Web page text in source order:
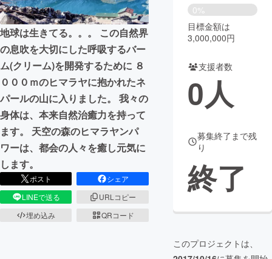
映像・映画 書籍・雑誌
ビジネス・起業 チャレンジ
まちづくり・地域活性化
CAMPFIRE for Social Good
CAMPFIRE Creation
CAMPFIREふるさと納税machi-ya コミュニティ
地球は生きてる。。。 この自然界
の息吹を大切にした呼吸するバー
ム(クリーム)を開発するために ８
０００ｍのヒマラヤに抱かれたネ
パールの山に入りました。 我々の
身体は、本来自然治癒力を持って
ます。 天空の森のヒマラヤンパ
ワーは、都会の人々を癒し元気に
します。
ポスト
シェア
LINEで送る
URLコピー
埋め込み
QRコード
0%
目標金額は
3,000,000円
支援者数
0人
募集終了まで残
り
終了
このプロジェクトは、